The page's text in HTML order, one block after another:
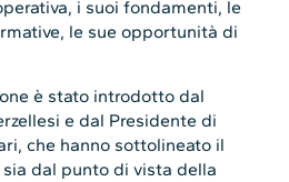
i suoi fondamenti, le
le sue opportunità di
è stato introdotto dal
e dal Presidente di
che hanno sottolineato il
sia dal punto di vista della